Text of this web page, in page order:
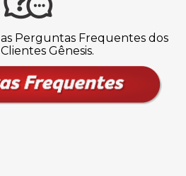
Perguntas Frequentes dos
Gênesis.